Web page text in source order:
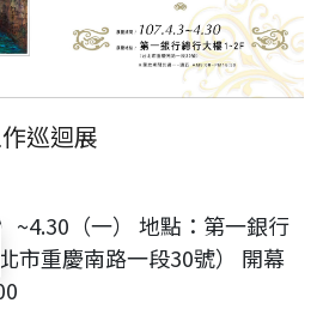
巡迴展
~4.30（一） 地點：第一銀行
市重慶南路一段30號） 開幕